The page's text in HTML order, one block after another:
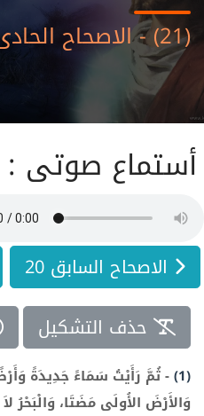
(21) - الاصحاح الحادى والعشرون
أستماع صوتى :
الاصحاح السابق 20
حذف التشكيل
(1)
-ثُمَّ رَأَيْتُ سَمَاءً جَدِيدَةً
وَالأَرْضَ الأُولَى مَضَتَا، وَالْبَحْرُ